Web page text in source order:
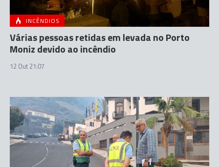
INCÊNDIOS
Várias pessoas retidas em levada no Porto
Moniz devido ao incêndio
12 Out 21:07